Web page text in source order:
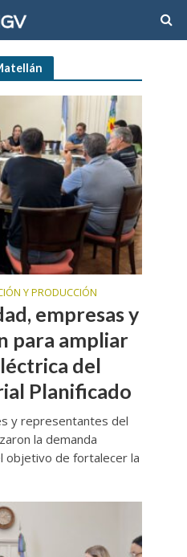
Y PRODUCCIÓN
empresas y
para ampliar
del
Planificado
y representantes del
la demanda
objetivo de fortalecer la